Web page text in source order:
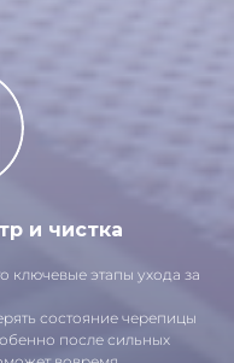
и чистка
ключевые этапы ухода за
состояние черепицы
после сильных